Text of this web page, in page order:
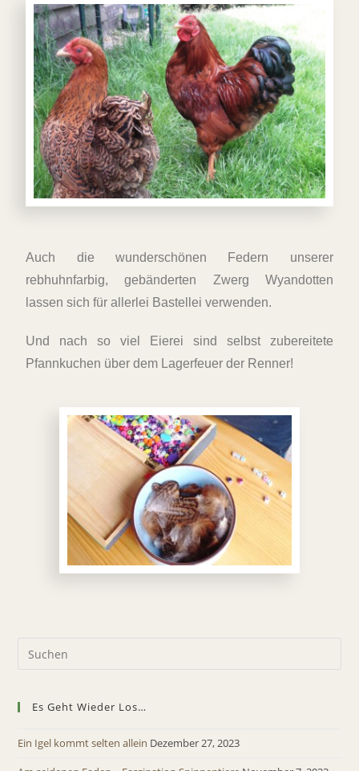
Auch die wunderschönen Federn unserer
rebhuhnfarbig, gebänderten Zwerg Wyandotten
lassen sich für allerlei Bastellei verwenden.
Und nach so viel Eierei sind selbst zubereitete
Pfannkuchen über dem Lagerfeuer der Renner!
Es Geht Wieder Los…
Ein Igel kommt selten allein Dezember 27, 2023